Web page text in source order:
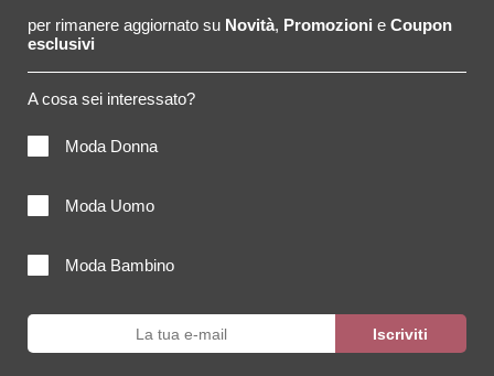
per rimanere aggiornato su Novità, Promozioni e Coupon
esclusivi
A cosa sei interessato?
Moda Donna
Moda Uomo
Moda Bambino